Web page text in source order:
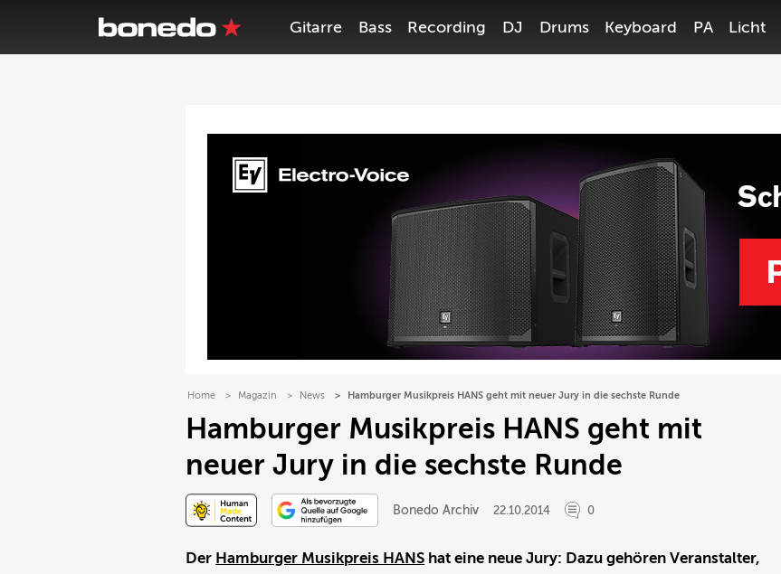
Gitarre Bass Recording DJ Drums Keyboard PA Licht
Home Magazin News Hamburger Musikpreis HANS geht mit neuer Jury in die sechste Runde
Hamburger Musikpreis HANS geht mit
neuer Jury in die sechste Runde
Bonedo Archiv 22.10.2014 0
Der Hamburger Musikpreis HANS hat eine neue Jury: Dazu gehören Veranstalter,